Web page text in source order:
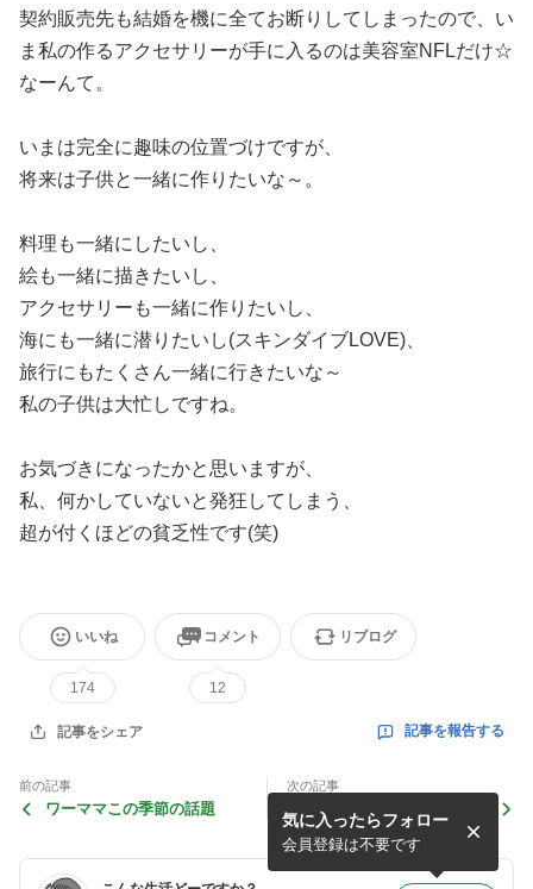
契約販売先も結婚を機に全てお断りしてしまったので、い
ま私の作るアクセサリーが手に入るのは美容室NFLだけ☆
なーんて。
いまは完全に趣味の位置づけですが、
将来は子供と一緒に作りたいな～。
料理も一緒にしたいし、
絵も一緒に描きたいし、
アクセサリーも一緒に作りたいし、
海にも一緒に潜りたいし(スキンダイブLOVE)、
旅行にもたくさん一緒に行きたいな～
私の子供は大忙しですね。
お気づきになったかと思いますが、
私、何かしていないと発狂してしまう、
超が付くほどの貧乏性です(笑)
いいね
174
コメント
12
リブログ
記事をシェア 記事を報告する
前の記事
ワーママこの季節の話題
次の記事
1人でかくれんぼ？
気に入ったらフォロー
会員登録は不要です